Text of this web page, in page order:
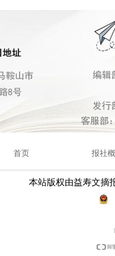
本站版权由益寿文摘
首页 报社